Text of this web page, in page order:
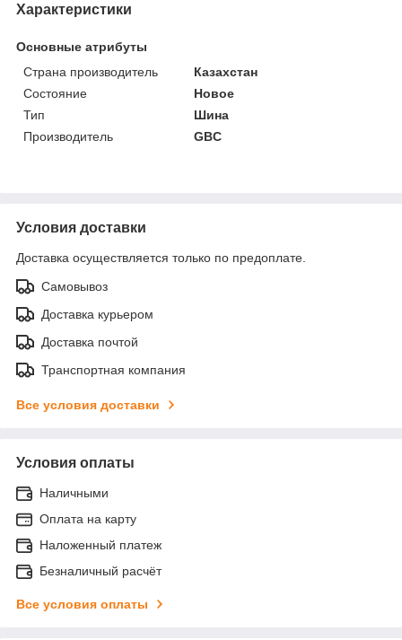
Характеристики
Основные атрибуты
Страна производитель
Казахстан
Состояние
Новое
Тип
Шина
Производитель
GBC
Условия доставки
Доставка осуществляется только по предоплате.
Самовывоз
Доставка курьером
Доставка почтой
Транспортная компания
Все условия доставки
Условия оплаты
Наличными
Оплата на карту
Наложенный платеж
Безналичный расчёт
Все условия оплаты